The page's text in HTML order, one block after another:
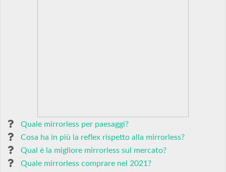
Quale mirrorless per paesaggi?
Cosa ha in più la reflex rispetto alla mirrorless?
Qual è la migliore mirrorless sul mercato?
Quale mirrorless comprare nel 2021?